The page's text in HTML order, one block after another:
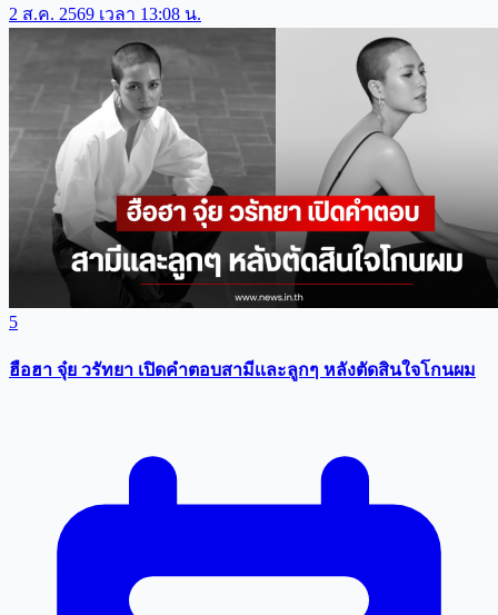
2 ส.ค. 2569 เวลา 13:08 น.
5
ฮือฮา จุ๋ย วรัทยา เปิดคำตอบสามีเเละลูกๆ หลังตัดสินใจโกนผม